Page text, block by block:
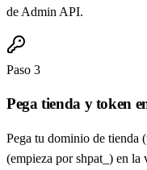
de Admin API.
Paso 3
Pega tienda y token
Pega tu dominio de tienda
(empieza por shpat_) en